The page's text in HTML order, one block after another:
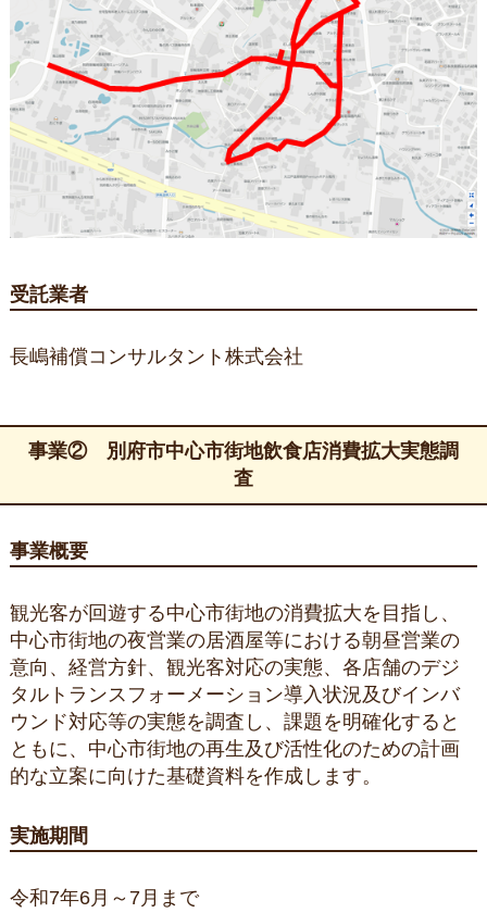
受託業者
長嶋補償コンサルタント株式会社
事業② 別府市中心市街地飲食店消費拡大実態調
査
事業概要
観光客が回遊する中心市街地の消費拡大を目指し、
中心市街地の夜営業の居酒屋等における朝昼営業の
意向、経営方針、観光客対応の実態、各店舗のデジ
タルトランスフォーメーション導入状況及びインバ
ウンド対応等の実態を調査し、課題を明確化すると
ともに、中心市街地の再生及び活性化のための計画
的な立案に向けた基礎資料を作成します。
実施期間
令和7年6月～7月まで